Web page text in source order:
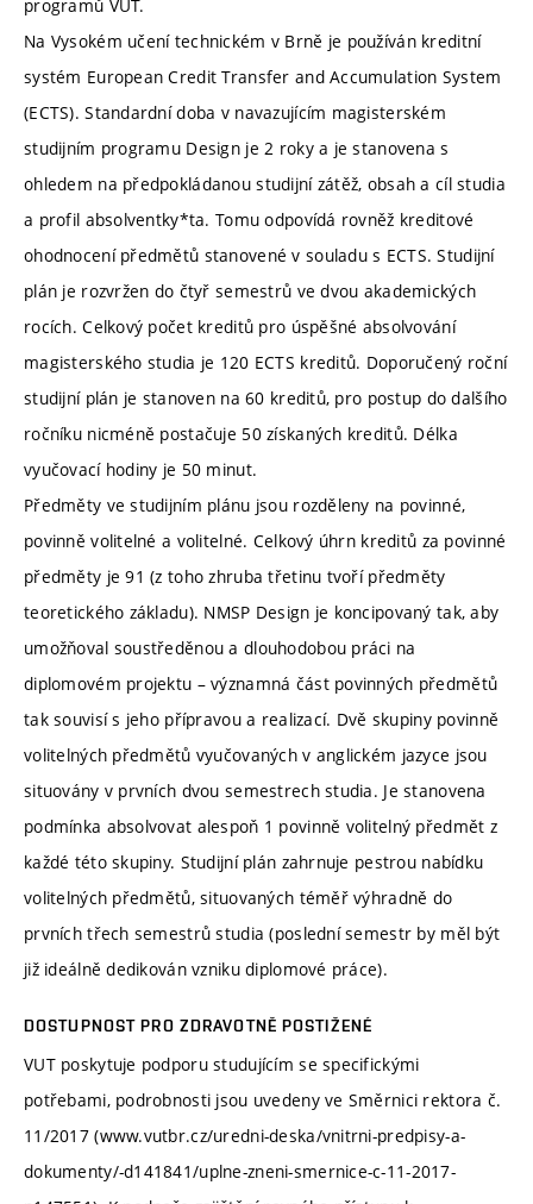
programů VUT.
Na Vysokém učení technickém v Brně je používán kreditní
systém European Credit Transfer and Accumulation System
(ECTS). Standardní doba v navazujícím magisterském
studijním programu Design je 2 roky a je stanovena s
ohledem na předpokládanou studijní zátěž, obsah a cíl studia
a profil absolventky*ta. Tomu odpovídá rovněž kreditové
ohodnocení předmětů stanovené v souladu s ECTS. Studijní
plán je rozvržen do čtyř semestrů ve dvou akademických
rocích. Celkový počet kreditů pro úspěšné absolvování
magisterského studia je 120 ECTS kreditů. Doporučený roční
studijní plán je stanoven na 60 kreditů, pro postup do dalšího
ročníku nicméně postačuje 50 získaných kreditů. Délka
vyučovací hodiny je 50 minut.
Předměty ve studijním plánu jsou rozděleny na povinné,
povinně volitelné a volitelné. Celkový úhrn kreditů za povinné
předměty je 91 (z toho zhruba třetinu tvoří předměty
teoretického základu). NMSP Design je koncipovaný tak, aby
umožňoval soustředěnou a dlouhodobou práci na
diplomovém projektu – významná část povinných předmětů
tak souvisí s jeho přípravou a realizací. Dvě skupiny povinně
volitelných předmětů vyučovaných v anglickém jazyce jsou
situovány v prvních dvou semestrech studia. Je stanovena
podmínka absolvovat alespoň 1 povinně volitelný předmět z
každé této skupiny. Studijní plán zahrnuje pestrou nabídku
volitelných předmětů, situovaných téměř výhradně do
prvních třech semestrů studia (poslední semestr by měl být
již ideálně dedikován vzniku diplomové práce).
DOSTUPNOST PRO ZDRAVOTNĚ POSTIŽENÉ
VUT poskytuje podporu studujícím se specifickými
potřebami, podrobnosti jsou uvedeny ve Směrnici rektora č.
11/2017 (www.vutbr.cz/uredni-deska/vnitrni-predpisy-a-
dokumenty/-d141841/uplne-zneni-smernice-c-11-2017-